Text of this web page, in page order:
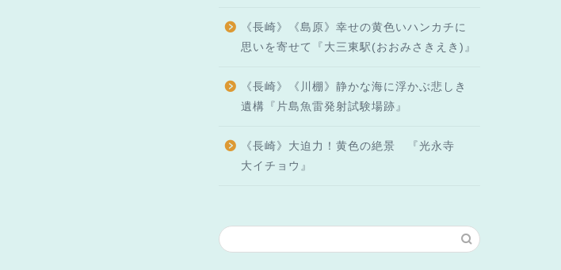
《長崎》《島原》幸せの黄色いハンカチに
思いを寄せて『大三東駅(おおみさきえき)』
《長崎》《川棚》静かな海に浮かぶ悲しき
遺構『片島魚雷発射試験場跡』
《長崎》大迫力！黄色の絶景 『光永寺
大イチョウ』